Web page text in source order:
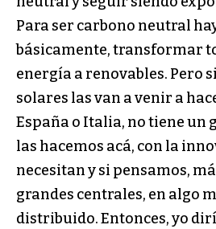
Para ser carbono neutral
básicamente, transformar
energía a renovables. Pero
solares las van a venir a
España o Italia, no tiene un
las hacemos acá, con la
necesitan y si pensamos,
grandes centrales, en algo
distribuido. Entonces, yo